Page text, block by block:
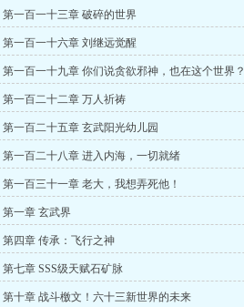
第一百一十三章 破碎的世界
第一百一十六章 刘继远觉醒
第一百一十九章 你们说贪欲邪神，也在这个世界？
第一百二十二章 万人祈祷
第一百二十五章 玄武阳光幼儿园
第一百二十八章 进入内海，一切就绪
第一百三十一章 老大，我想弄死他！
第一章 玄武界
第四章 传承：飞行之神
第七章 SSS级天赋石矿脉
第十章 战斗檄文！六十三新世界的未来